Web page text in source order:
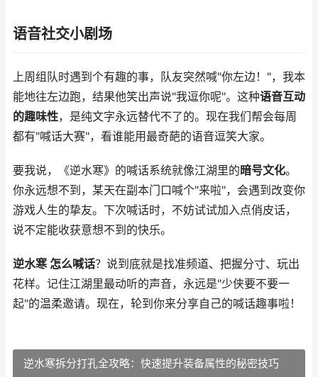
语音社交小剧场
上周组队时遇到个有趣的事，队友突然喊"你左边！"，我本
能地往左边跑，结果他笑出声说"我逗你呢"。这种语音互动
的趣味性，是纯文字永远替代不了的。现在我们帮会每周
都有"喊话大赛"，看谁能用最奇葩的语音逗笑大家。
要我说，《逆水寒》的喊话系统就像江湖里的暗号文化。
你永远想不到，某天在副本门口喊个"来啦"，会遇到改变你
游戏人生的挚友。下次喊话时，不妨试试加入点俏皮话，
说不定能收获意想不到的快乐。
逆水寒 怎么喊话？说到底就是找准频道、把握分寸、玩出
花样。记住江湖里最动听的声音，永远是"少侠要不要一
起"的温柔邀请。现在，轮到你来分享自己的喊话趣事啦！
逆水寒拆分打孔全攻略：快速提升装备属性的秘密技巧